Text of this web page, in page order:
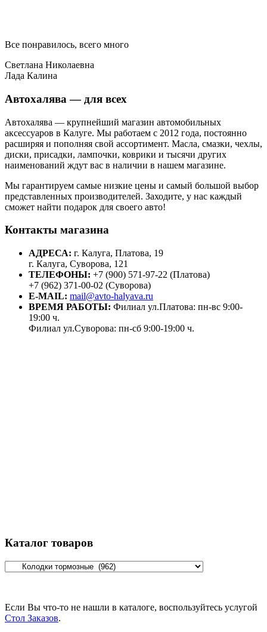
Все понравилось, всего много
Светлана Николаевна
Лада Калина
Автохалява — для всех
Автохалява — крупнейший магазин автомобильных
аксессуаров в Калуге. Мы работаем с 2012 года, постоянно
расширяя и пополняя свой ассортимент. Масла, смазки, чехлы,
диски, присадки, лампочки, коврики и тысячи других
наименований ждут вас в наличии в нашем магазине.
Мы гарантируем самые низкие цены и самый большой выбор
представленных производителей. Заходите, у нас каждый
сможет найти подарок для своего авто!
Контакты магазина
АДРЕСА: г. Калуга, Платова, 19
г. Калуга, Суворова, 121
ТЕЛЕФОНЫ: +7 (900) 571-97-22 (Платова)
+7 (962) 371-00-02 (Суворова)
E-MAIL: mail@avto-halyava.ru
ВРЕМЯ РАБОТЫ: Филиал ул.Платова: пн-вс 9:00-
19:00 ч.
Филиал ул.Суворова: пн-сб 9:00-19:00 ч.
Каталог товаров
Если Вы что-то не нашли в каталоге, воспользуйтесь услугой
Стол Заказов.